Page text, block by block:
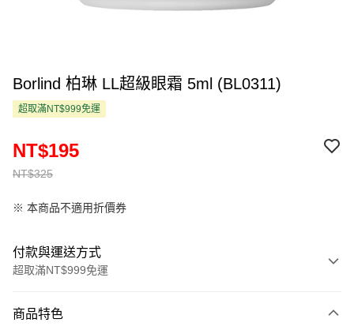
Borlind 柏琳 LL超級眼霜 5ml (BL0311)
超取滿NT$999免運
NT$325
NT$195
※ 本商品不適用折價券
付款與運送方式
超取滿NT$999免運
信用卡一次付款
商品特色